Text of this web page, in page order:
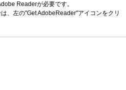
Readerが必要です。
、左の"Get AdobeReader"アイコンをクリ